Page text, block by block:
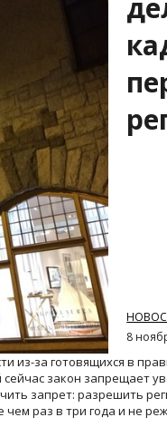
8
из-за готовящихся в
закон запрещает
запрет: разрешить
раз в три года и не